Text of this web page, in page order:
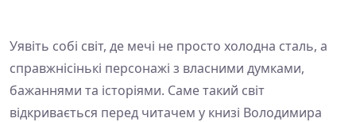
Уявіть собі світ, де мечі не просто холодна сталь, а
справжнісінькі персонажі з власними думками,
бажаннями та історіями. Саме такий світ
відкривається перед читачем у книзі Володимира